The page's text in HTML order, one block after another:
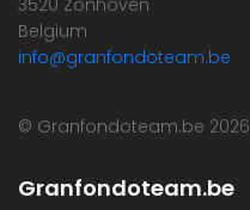
3520 Zonhoven
Belgium
info@granfondoteam.be
© Granfondoteam.be 2026
Granfondoteam.be